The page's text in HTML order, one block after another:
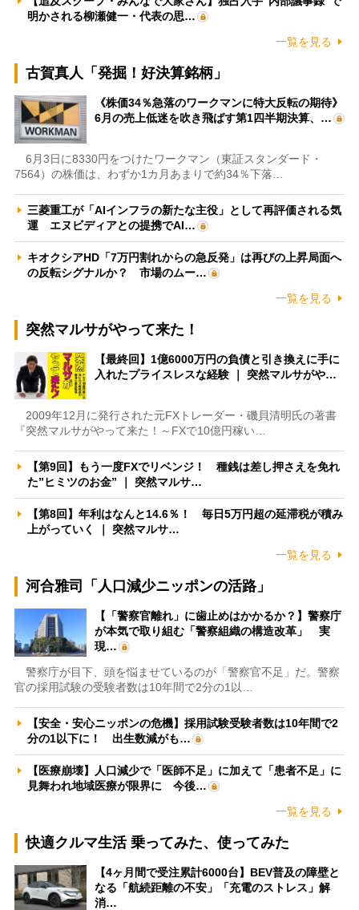
明かされる柳瀬健一・代表の思…
一覧を見る
古賀真人「発掘！好決算銘柄」
《株価34％急落のワークマンに特大反転の期待》
6月の売上低迷を吹き飛ばす第1四半期決算、…
6月3日に8330円をつけたワークマン（東証スタンダード・
7564）の株価は、わずか1カ月あまりで約34％下落…
三菱重工が「AIインフラの新たな主役」として再評価される気
運 エヌビディアとの提携でAI…
キオクシアHD「7万円割れからの急反発」は再びの上昇局面へ
の反転シグナルか？ 市場のムー…
一覧を見る
突然マルサがやって来た！
【最終回】1億6000万円の負債と引き換えに手に
入れたプライスレスな経験 ｜ 突然マルサがや…
2009年12月に発行された元FXトレーダー・磯貝清明氏の著書
『突然マルサがやって来た！～FXで10億円稼い…
【第9回】もう一度FXでリベンジ！ 種銭は差し押さえを免れ
た”ヒミツのお金” ｜ 突然マルサ…
【第8回】年利はなんと14.6％！ 毎日5万円超の延滞税が積み
上がっていく ｜ 突然マルサ…
一覧を見る
河合雅司「人口減少ニッポンの活路」
【「警察官離れ」に歯止めはかかるか？】警察庁
が本気で取り組む「警察組織の構造改革」 実
現…
警察庁が目下、頭を悩ませているのが「警察官不足」だ。警察
官の採用試験の受験者数は10年間で2分の1以…
【安全・安心ニッポンの危機】採用試験受験者数は10年間で2
分の1以下に！ 出生数減がも…
【医療崩壊】人口減少で「医師不足」に加えて「患者不足」に
見舞われ地域医療が限界に 今後…
一覧を見る
快適クルマ生活 乗ってみた、使ってみた
【4ヶ月間で受注累計6000台】BEV普及の障壁と
なる「航続距離の不安」「充電のストレス」解
消…